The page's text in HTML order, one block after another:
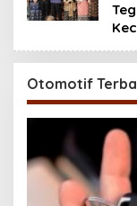
Otomotif